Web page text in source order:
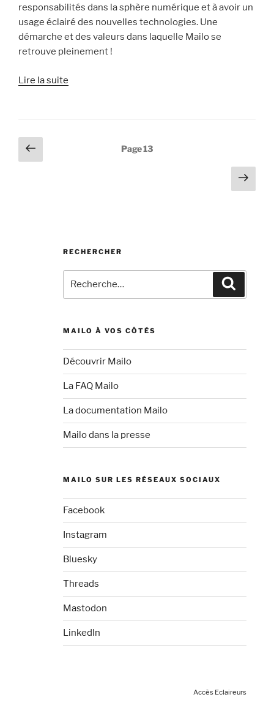
responsabilités dans la sphère numérique et à avoir un
usage éclairé des nouvelles technologies. Une
démarche et des valeurs dans laquelle Mailo se
retrouve pleinement !
Lire la suite
Pagination
des
Page
précédente
Page13
Page
RECHERCHER
MAILO À VOS CÔTÉS
Découvrir Mailo
La FAQ Mailo
La documentation Mailo
Mailo dans la presse
MAILO SUR LES RÉSEAUX SOCIAUX
Facebook
Instagram
Bluesky
Threads
Mastodon
LinkedIn
Accès Eclaireurs